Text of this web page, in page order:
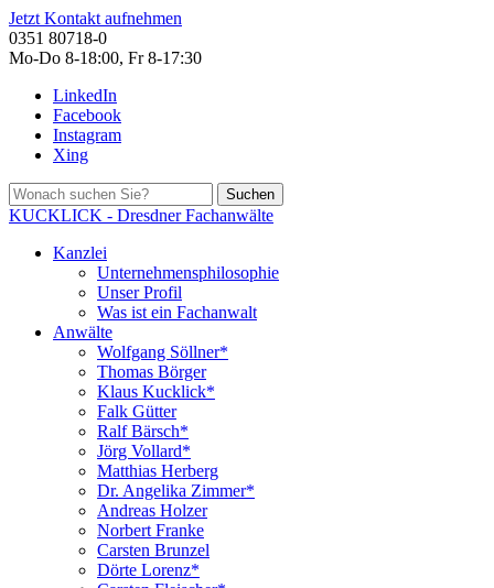
Jetzt Kontakt aufnehmen
0351 80718-0
Mo-Do 8-18:00, Fr 8-17:30
LinkedIn
Facebook
Instagram
Xing
Suchen
KUCKLICK - Dresdner Fachanwälte
Kanzlei
Unternehmensphilosophie
Unser Profil
Was ist ein Fachanwalt
Anwälte
Wolfgang Söllner*
Thomas Börger
Klaus Kucklick*
Falk Gütter
Ralf Bärsch*
Jörg Vollard*
Matthias Herberg
Dr. Angelika Zimmer*
Andreas Holzer
Norbert Franke
Carsten Brunzel
Dörte Lorenz*